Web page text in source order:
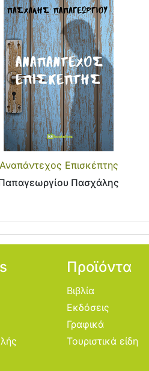
Αναπάντεχος Επισκέπτης
Πασχάλης
Προϊόντα
Βιβλία
Εκδόσεις
Γραφικά
Τουριστικά είδη